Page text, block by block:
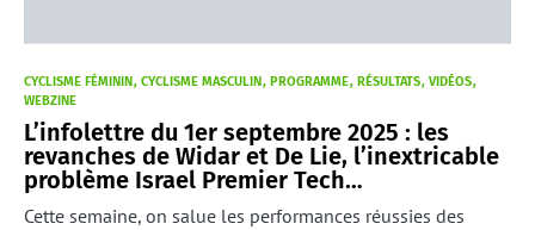
CYCLISME FÉMININ CYCLISME MASCULIN PROGRAMME RÉSULTATS VIDÉOS
WEBZINE
L’infolettre du 1er septembre 2025 : les
revanches de Widar et De Lie, l’inextricable
problème Israel Premier Tech…
Cette semaine, on salue les performances réussies des